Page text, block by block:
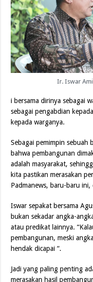
Ir. Iswar
i bersama dirinya sebagai
sebagai pengabdian
kepada warganya.
Sebagai pemimpin sebuah
bahwa pembangunan
adalah masyarakat,
kita pastikan merasakan
Padmanews, baru-baru ini,
Iswar sepakat bersama
bukan sekadar angka-
atau predikat lainnya.
pembangunan, meski
hendak dicapai “.
Jadi yang paling penting
merasakan hasil